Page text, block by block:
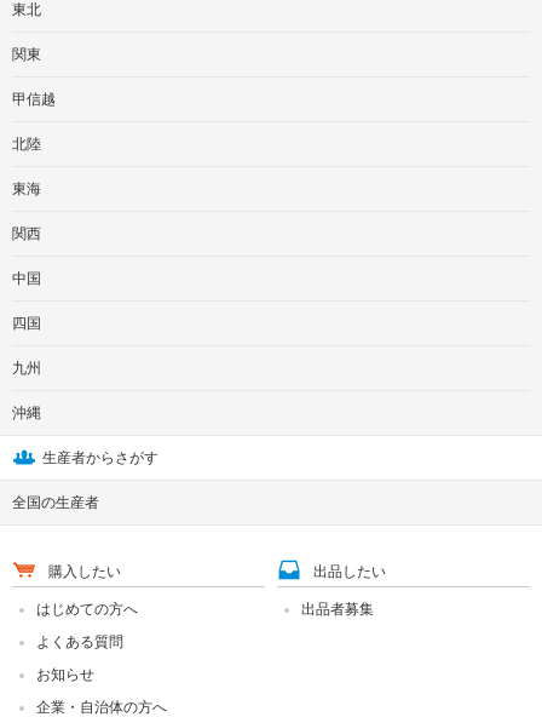
東北
関東
甲信越
北陸
東海
関西
中国
四国
九州
沖縄
生産者からさがす
全国の生産者
購入したい
はじめての方へ
よくある質問
お知らせ
企業・自治体の方へ
出品したい
出品者募集